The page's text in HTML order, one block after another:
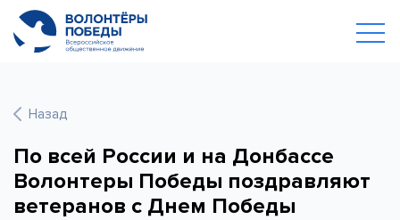
Назад
По всей России и на Донбассе
Волонтеры Победы поздравляют
ветеранов с Днем Победы